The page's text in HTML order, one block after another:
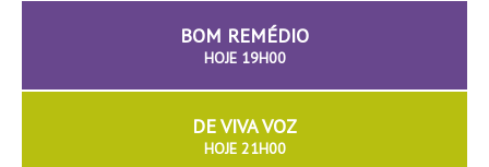
BOM REMÉDIO
HOJE 19H00
DE VIVA VOZ
HOJE 21H00